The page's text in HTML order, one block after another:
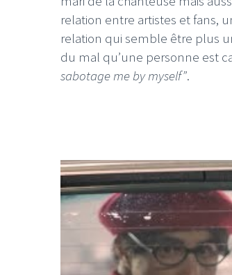
relation entre artistes et fans,
relation qui semble être plus
du mal qu’une personne est
sabotage me by myself”.